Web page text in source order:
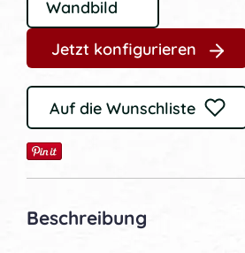
Jetzt konfigurieren
Auf die Wunschliste
Beschreibung